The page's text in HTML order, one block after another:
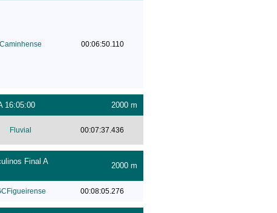
Caminhense 00:06:50.110
16:05:00 2000 m
Fluvial 00:07:37.436
Final A
2000 m
00:08:05.276